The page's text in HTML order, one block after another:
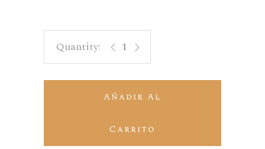
Cerdá Autor 01 - Monastrell
Añadir Al
Carrito